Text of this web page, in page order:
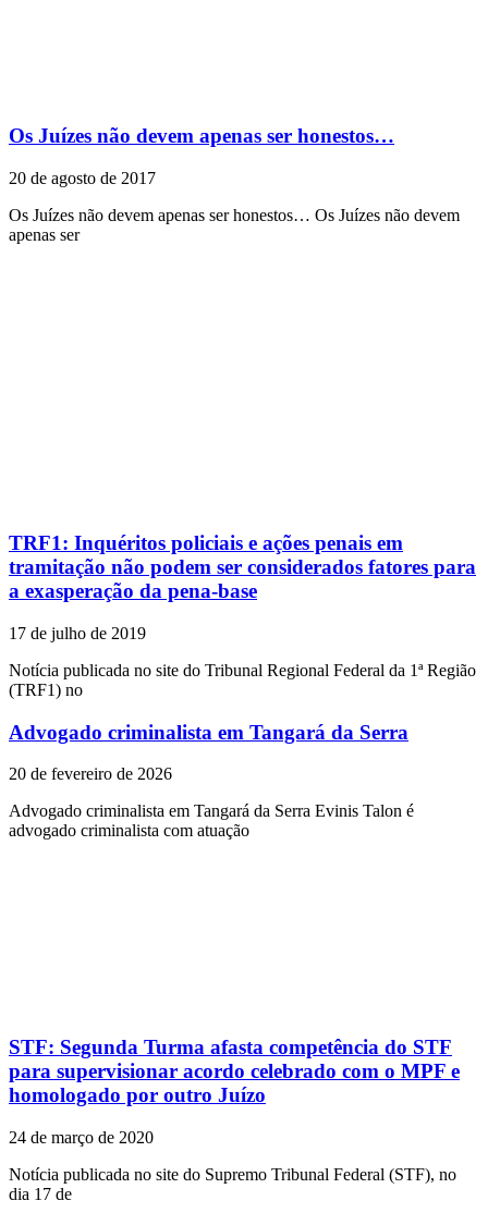
Os Juízes não devem apenas ser honestos…
20 de agosto de 2017
Os Juízes não devem apenas ser honestos… Os Juízes não devem
apenas ser
TRF1: Inquéritos policiais e ações penais em
tramitação não podem ser considerados fatores para
a exasperação da pena-base
17 de julho de 2019
Notícia publicada no site do Tribunal Regional Federal da 1ª Região
(TRF1) no
Advogado criminalista em Tangará da Serra
20 de fevereiro de 2026
Advogado criminalista em Tangará da Serra Evinis Talon é
advogado criminalista com atuação
STF: Segunda Turma afasta competência do STF
para supervisionar acordo celebrado com o MPF e
homologado por outro Juízo
24 de março de 2020
Notícia publicada no site do Supremo Tribunal Federal (STF), no
dia 17 de